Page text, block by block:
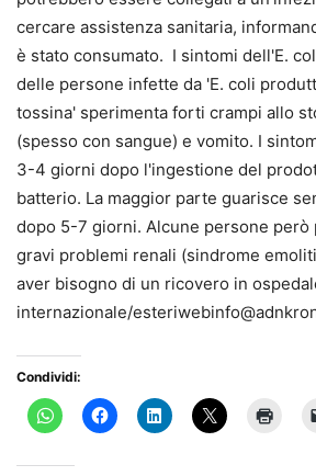
cercare assistenza sanitaria,
è stato consumato. I sintomi dell'E.
delle persone infette da 'E. coli
tossina' sperimenta forti crampi allo
(spesso con sangue) e vomito. I
3-4 giorni dopo l'ingestione del
batterio. La maggior parte guarisce
dopo 5-7 giorni. Alcune persone però
gravi problemi renali (sindrome
aver bisogno di un ricovero in
internazionale/
Condividi: